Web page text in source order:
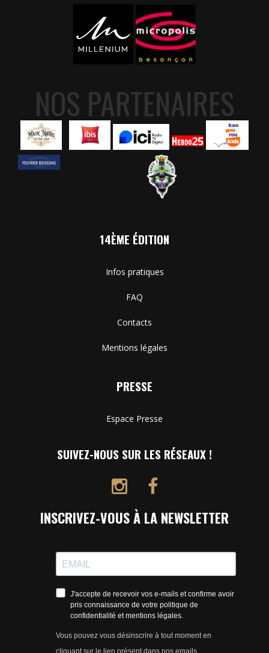
NOS PARTENAIRES
14ÈME ÉDITION
Infos pratiques
FAQ
Contacts
Mentions légales
PRESSE
Espace Presse
SUIVEZ-NOUS SUR LES RÉSEAUX !
INSCRIVEZ-VOUS À LA NEWSLETTER
J'accepte de recevoir vos e-mails et confirme avoir
pris connaissance de votre politique de
confidentialité et mentions légales.
Vous pouvez vous désinscrire à tout moment en